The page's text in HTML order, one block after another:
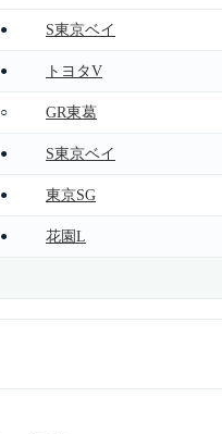
● S東京ベイ
● トヨタV
○ GR東葛
● S東京ベイ
● 東京SG
● 花園L